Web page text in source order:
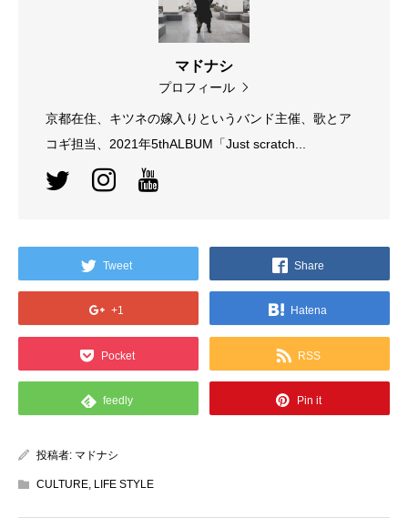
マドナシ
プロフィール
京都在住、キツネの嫁入りというバンド主催、歌とア
コギ担当、2021年5thALBUM「Just scratch...
Tweet Share
+1 Hatena
Pocket RSS
feedly Pin it
投稿者: マドナシ
CULTURE, LIFE STYLE